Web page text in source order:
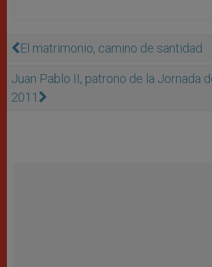
El matrimonio, camino de santidad
Juan Pablo II, patrono de la Jornada
2011